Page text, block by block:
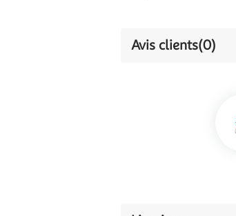
Avis clients(0)